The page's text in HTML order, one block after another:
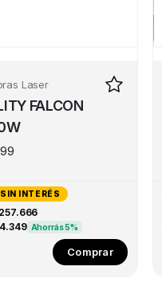
Laser
FALCON
INTERÉS
Ahorrás 5%
Comprar